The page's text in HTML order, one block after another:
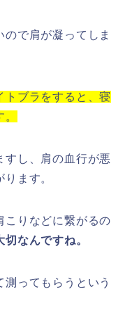
で肩が凝ってしま
トブラをすると、寝
すし、肩の血行が悪
ます。
こりなどに繋がるの
なんですね。
ってもらうという